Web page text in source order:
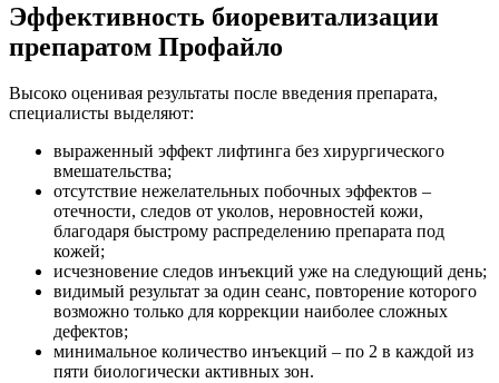
Эффективность биоревитализации
препаратом Профайло
Высоко оценивая результаты после введения препарата,
специалисты выделяют:
выраженный эффект лифтинга без хирургического
вмешательства;
отсутствие нежелательных побочных эффектов –
отечности, следов от уколов, неровностей кожи,
благодаря быстрому распределению препарата под
кожей;
исчезновение следов инъекций уже на следующий день;
видимый результат за один сеанс, повторение которого
возможно только для коррекции наиболее сложных
дефектов;
минимальное количество инъекций – по 2 в каждой из
пяти биологически активных зон.